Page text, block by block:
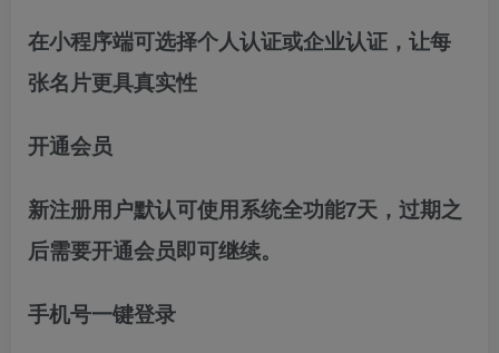
在小程序端可选择个人认证或企业认证，让每
张名片更具真实性
开通会员
新注册用户默认可使用系统全功能7天，过期之
后需要开通会员即可继续。
手机号一键登录